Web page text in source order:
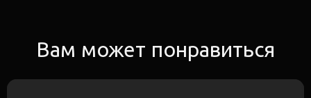
Вам может понравиться